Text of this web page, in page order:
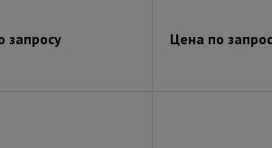
запросу Цена по